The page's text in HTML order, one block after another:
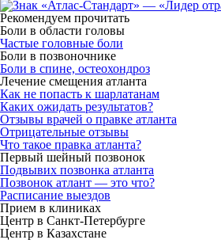
Рекомендуем прочитать
Боли в области головы
Частые головные боли
Боли в позвоночнике
Боли в спине, остеохондроз
Лечение смещения атланта
Как не попасть к шарлатанам
Каких ожидать результатов?
Отзывы врачей о правке атланта
Отрицательные отзывы
Что такое правка атланта?
Первый шейный позвонок
Подвывих позвонка атланта
Позвонок атлант — это что?
Расписание выездов
Прием в клиниках
Центр в Санкт-Петербурге
Центр в Казахстане